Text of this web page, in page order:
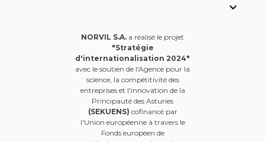

NORVIL S.A. a réalisé le projet
"Stratégie
d'internationalisation 2024"
avec le soutien de l'Agence pour la
science, la compétitivité des
entreprises et l'innovation de la
Principauté des Asturies
(SEKUENS) cofinancé par
l'Union européenne à travers le
Fonds européen de